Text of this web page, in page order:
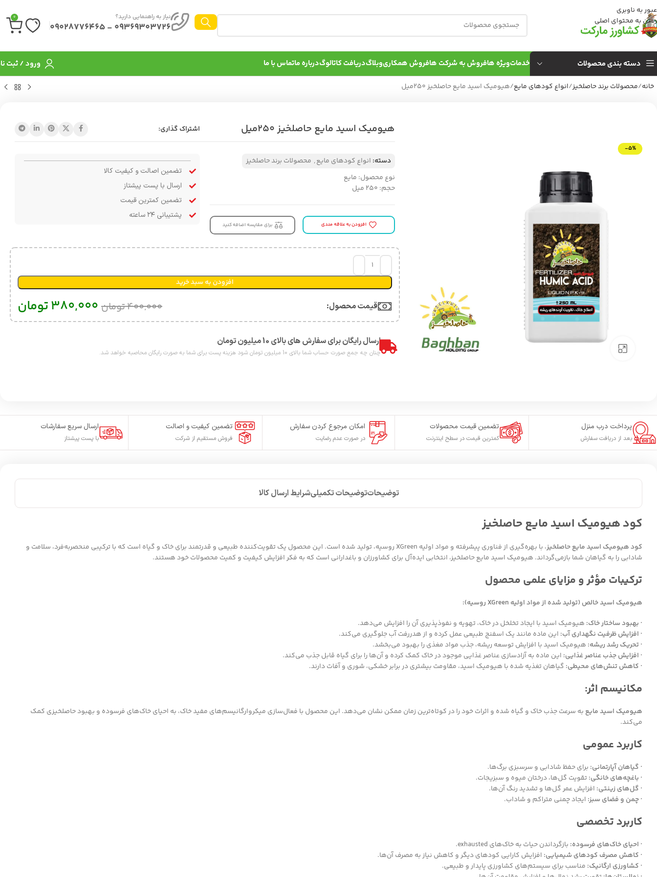
عبور به ناوبری
رفتن به محتوای اصلی
نیاز به راهنمایی دارید؟
09369303726 - 09028776465
0
دسته بندی محصولات خدماتویژه هافروش به شركت هافروش همکاریوبلاگدریافت کاتالوگدرباره ماتماس با ما ورود / ثبت
خانه محصولات برند حاصلخیز انواع کودهای مایع هیومیک اسید مایع حاصلخیز 250میل
-5%
هیومیک اسید مایع حاصلخیز 250میل اشتراک گذاری:
دسته: انواع کودهای مایع, محصولات برند حاصلخیز
نوع محصول: مایع
حجم: 250 میل
افزودن به علاقه مندی برای مقایسه اضافه کنید
تضمین اصالت و کیفیت کالا
ارسال با پست پیشتاز
تضمین کمترین قیمت
پشتیبانی ۲۴ ساعته
افزودن به سبد خرید
قیمت محصول:​ 400,000تومان 380,000تومان
ارسال رایگان برای سفارش های بالای 10 میلیون تومان
چنان چه جمع صورت حساب شما بالای 10 میلیون تومان شود هزینه پست برای شما به صورت رایگان محاصبه خواهد شد.
پرداخت درب منزل
بعد از دریافت سفارش
تضمین قیمت محصولات
کمترین قیمت در سطح اینترنت
امکان مرجوع کردن سفارش
در صورت عدم رضایت
تضمین کیفیت و اصالت
فروش مستقیم از شرکت
ارسال سریع سفارشات
با پست پیشتاز
توضیحاتتوضیحات تکمیلیشرایط ارسال کالا
کود هیومیک اسید مایع حاصلخیز
کود هیومیک اسید مایع حاصلخیز
، با بهره‌گیری از فناوری پیشرفته و مواد اولیه XGreen روسیه، تولید شده است. این محصول یک تقویت‌کننده طبیعی و قدرتمند برای خاک و گیاه است که با ترکیبی منحصربه‌فرد، سلامت و
شادابی را به گیاهان شما بازمی‌گرداند. هیومیک اسید مایع حاصلخیز، انتخابی ایده‌آل برای کشاورزان و باغدارانی است که به فکر افزایش کیفیت و کمیت محصولات خود هستند.
ترکیبات مؤثر و مزایای علمی محصول
هیومیک اسید خالص (تولید شده از مواد اولیه XGreen روسیه):
· بهبود ساختار خاک: هیومیک اسید با ایجاد تخلخل در خاک، تهویه و نفوذپذیری آن را افزایش می‌دهد.
· افزایش ظرفیت نگهداری آب: این ماده مانند یک اسفنج طبیعی عمل کرده و از هدررفت آب جلوگیری می‌کند.
· تحریک رشد ریشه: هیومیک اسید با افزایش توسعه ریشه، جذب مواد مغذی را بهبود می‌بخشد.
· افزایش جذب عناصر غذایی: این ماده به آزادسازی عناصر غذایی موجود در خاک کمک کرده و آن‌ها را برای گیاه قابل جذب می‌کند.
· کاهش تنش‌های محیطی: گیاهان تغذیه شده با هیومیک اسید، مقاومت بیشتری در برابر خشکی، شوری و آفات دارند.
مکانیسم اثر:
هیومیک اسید مایع به سرعت جذب خاک و گیاه شده و اثرات خود را در کوتاه‌ترین زمان ممکن نشان می‌دهد. این محصول با فعال‌سازی میکروارگانیسم‌های مفید خاک، به احیای خاک‌های فرسوده و بهبود حاصلخیزی کمک
می‌کند.
کاربرد عمومی
· گیاهان آپارتمانی: برای حفظ شادابی و سرسبزی برگ‌ها.
· باغچه‌های خانگی:تقویت گل‌ها، درختان میوه و سبزیجات.
· گل‌های زینتی: افزایش عمر گل‌ها و تشدید رنگ آن‌ها.
· چمن و فضای سبز: ایجاد چمنی متراکم و شاداب.
کاربرد تخصصی
· احیای خاک‌های فرسوده: بازگرداندن حیات به خاک‌های exhausted.
· کاهش مصرف کودهای شیمیایی: افزایش کارایی کودهای دیگر و کاهش نیاز به مصرف آن‌ها.
· کشاورزی ارگانیک: مناسب برای سیستم‌های کشاورزی پایدار و طبیعی.